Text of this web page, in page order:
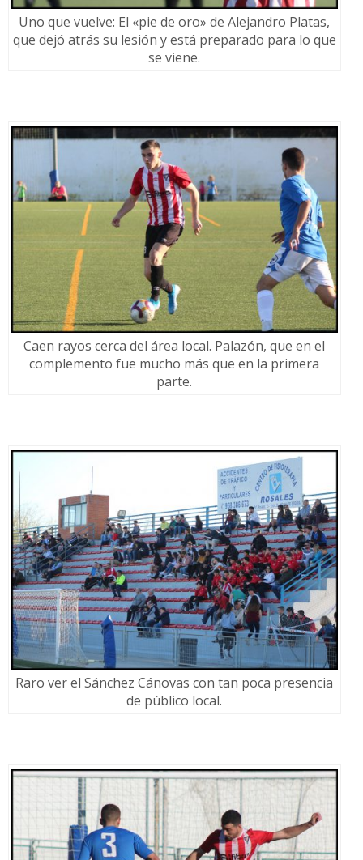
Uno que vuelve: El «pie de oro» de Alejandro Platas,
que dejó atrás su lesión y está preparado para lo que
se viene.
Caen rayos cerca del área local. Palazón, que en el
complemento fue mucho más que en la primera
parte.
Raro ver el Sánchez Cánovas con tan poca presencia
de público local.